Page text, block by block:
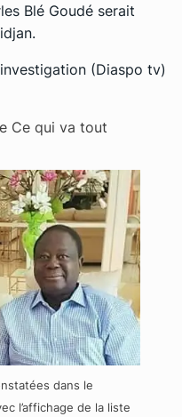
Blé Goudé serait
(Diaspo tv)
Ce qui va tout
dans le
l’affichage de la liste